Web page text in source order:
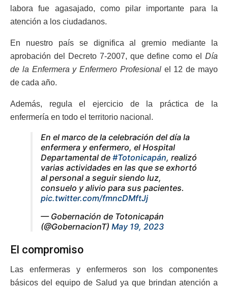
labora fue agasajado, como pilar importante para la
atención a los ciudadanos.
En nuestro país se dignifica al gremio mediante la
aprobación del Decreto 7-2007, que define como el Día
de la Enfermera y Enfermero Profesionalel 12 de mayo
de cada año.
Además, regula el ejercicio de la práctica de la
enfermería en todo el territorio nacional.
En el marco de la celebración del día la
enfermera y enfermero, el Hospital
Departamental de #Totonicapán, realizó
varias actividades en las que se exhortó
al personal a seguir siendo luz,
consuelo y alivio para sus pacientes.
pic.twitter.com/fmncDMftJj
— Gobernación de Totonicapán
(@GobernacionT) May 19, 2023
El compromiso
Las enfermeras y enfermeros son los componentes
básicos del equipo de Salud ya que brindan atención a